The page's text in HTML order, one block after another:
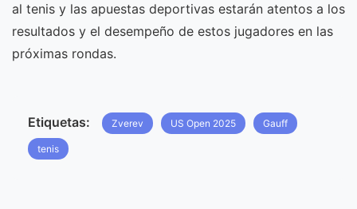
al tenis y las apuestas deportivas estarán atentos a los
resultados y el desempeño de estos jugadores en las
próximas rondas.
Etiquetas: Zverev US Open 2025 Gauff
tenis